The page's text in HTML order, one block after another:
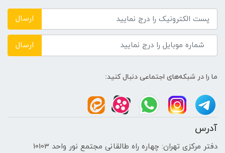
ارسال
ارسال
ما را در شبکه‌های اجتماعی دنبال کنید:
آدرس
دفتر مرکزی تهران: چهاره راه طالقانی مجتمع نور واحد 10103